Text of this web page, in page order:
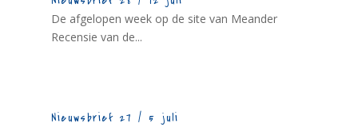
De afgelopen week op de site van Meander
Recensie van de...
Nieuwsbrief 27 / 5 juli